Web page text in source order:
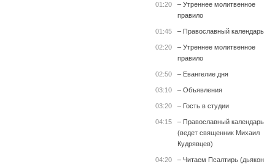
01:20
– Утреннее молитвенное
правило
01:45 – Православный календарь
02:20
– Утреннее молитвенное
правило
02:50 – Евангелие дня
03:10 – Объявления
03:20 – Гость в студии
04:15
– Православный календарь
(ведет священник Михаил
Кудрявцев)
04:20
– Читаем Псалтирь (дьякон